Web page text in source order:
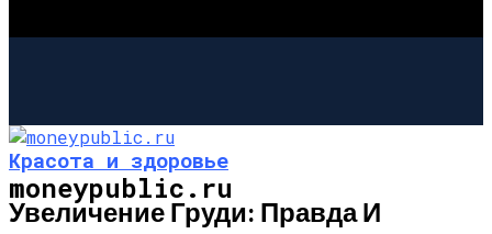
moneypublic.ru
Красота и здоровье
Увеличение Груди: Правда И